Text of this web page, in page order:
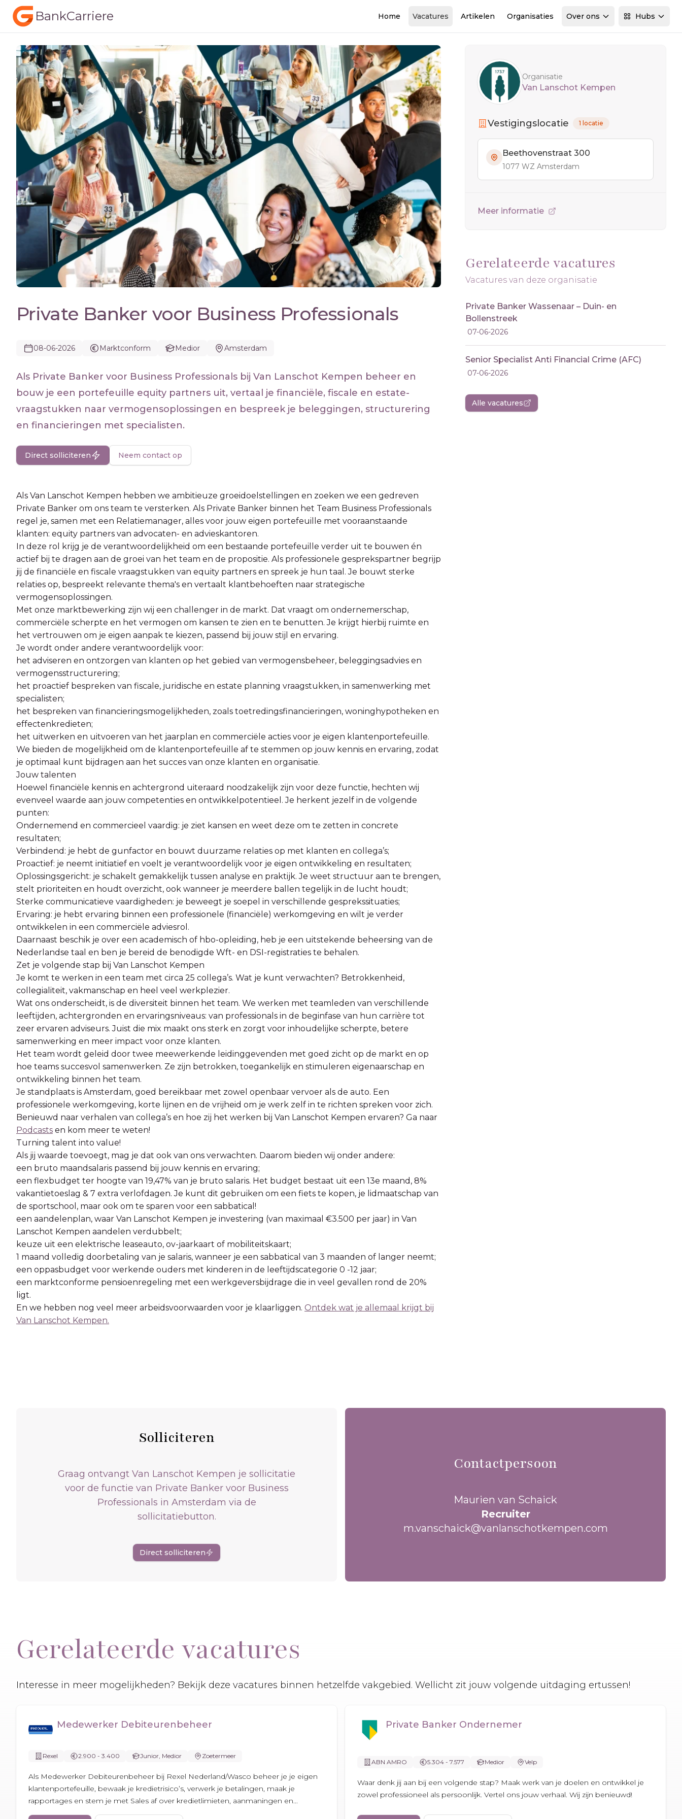
BankCarriere Home Vacatures Artikelen Organisaties Over ons Hubs
Private Banker voor Business Professionals
08-06-2026 Marktconform Medior Amsterdam
Als Private Banker voor Business Professionals bij Van Lanschot Kempen beheer en
bouw je een portefeuille equity partners uit, vertaal je financiële, fiscale en estate-
vraagstukken naar vermogensoplossingen en bespreek je beleggingen, structurering
en financieringen met specialisten.
Direct solliciteren Neem contact op
Als Van Lanschot Kempen hebben we ambitieuze groeidoelstellingen en zoeken we een gedreven
Private Banker om ons team te versterken. Als Private Banker binnen het Team Business Professionals
regel je, samen met een Relatiemanager, alles voor jouw eigen portefeuille met vooraanstaande
klanten: equity partners van advocaten- en advieskantoren.
In deze rol krijg je de verantwoordelijkheid om een bestaande portefeuille verder uit te bouwen én
actief bij te dragen aan de groei van het team en de propositie. Als professionele gesprekspartner begrijp
jij de financiële en fiscale vraagstukken van equity partners en spreek je hun taal. Je bouwt sterke
relaties op, bespreekt relevante thema's en vertaalt klantbehoeften naar strategische
vermogensoplossingen.
Met onze marktbewerking zijn wij een challenger in de markt. Dat vraagt om ondernemerschap,
commerciële scherpte en het vermogen om kansen te zien en te benutten. Je krijgt hierbij ruimte en
het vertrouwen om je eigen aanpak te kiezen, passend bij jouw stijl en ervaring.
Je wordt onder andere verantwoordelijk voor:
het adviseren en ontzorgen van klanten op het gebied van vermogensbeheer, beleggingsadvies en
vermogensstructurering;
het proactief bespreken van fiscale, juridische en estate planning vraagstukken, in samenwerking met
specialisten;
het bespreken van financieringsmogelijkheden, zoals toetredingsfinancieringen, woninghypotheken en
effectenkredieten;
het uitwerken en uitvoeren van het jaarplan en commerciële acties voor je eigen klantenportefeuille.
We bieden de mogelijkheid om de klantenportefeuille af te stemmen op jouw kennis en ervaring, zodat
je optimaal kunt bijdragen aan het succes van onze klanten en organisatie.
Jouw talenten
Hoewel financiële kennis en achtergrond uiteraard noodzakelijk zijn voor deze functie, hechten wij
evenveel waarde aan jouw competenties en ontwikkelpotentieel. Je herkent jezelf in de volgende
punten:
Ondernemend en commercieel vaardig: je ziet kansen en weet deze om te zetten in concrete
resultaten;
Verbindend: je hebt de gunfactor en bouwt duurzame relaties op met klanten en collega’s;
Proactief: je neemt initiatief en voelt je verantwoordelijk voor je eigen ontwikkeling en resultaten;
Oplossingsgericht: je schakelt gemakkelijk tussen analyse en praktijk. Je weet structuur aan te brengen,
stelt prioriteiten en houdt overzicht, ook wanneer je meerdere ballen tegelijk in de lucht houdt;
Sterke communicatieve vaardigheden: je beweegt je soepel in verschillende gesprekssituaties;
Ervaring: je hebt ervaring binnen een professionele (financiële) werkomgeving en wilt je verder
ontwikkelen in een commerciële adviesrol.
Daarnaast beschik je over een academisch of hbo-opleiding, heb je een uitstekende beheersing van de
Nederlandse taal en ben je bereid de benodigde Wft- en DSI-registraties te behalen.
Zet je volgende stap bij Van Lanschot Kempen
Je komt te werken in een team met circa 25 collega’s. Wat je kunt verwachten? Betrokkenheid,
collegialiteit, vakmanschap en heel veel werkplezier.
Wat ons onderscheidt, is de diversiteit binnen het team. We werken met teamleden van verschillende
leeftijden, achtergronden en ervaringsniveaus: van professionals in de beginfase van hun carrière tot
zeer ervaren adviseurs. Juist die mix maakt ons sterk en zorgt voor inhoudelijke scherpte, betere
samenwerking en meer impact voor onze klanten.
Het team wordt geleid door twee meewerkende leidinggevenden met goed zicht op de markt en op
hoe teams succesvol samenwerken. Ze zijn betrokken, toegankelijk en stimuleren eigenaarschap en
ontwikkeling binnen het team.
Je standplaats is Amsterdam, goed bereikbaar met zowel openbaar vervoer als de auto. Een
professionele werkomgeving, korte lijnen en de vrijheid om je werk zelf in te richten spreken voor zich.
Benieuwd naar verhalen van collega’s en hoe zij het werken bij Van Lanschot Kempen ervaren? Ga naar
Podcasts en kom meer te weten!
Turning talent into value!
Als jij waarde toevoegt, mag je dat ook van ons verwachten. Daarom bieden wij onder andere:
een bruto maandsalaris passend bij jouw kennis en ervaring;
een flexbudget ter hoogte van 19,47% van je bruto salaris. Het budget bestaat uit een 13e maand, 8%
vakantietoeslag & 7 extra verlofdagen. Je kunt dit gebruiken om een fiets te kopen, je lidmaatschap van
de sportschool, maar ook om te sparen voor een sabbatical!
een aandelenplan, waar Van Lanschot Kempen je investering (van maximaal €3.500 per jaar) in Van
Lanschot Kempen aandelen verdubbelt;
keuze uit een elektrische leaseauto, ov-jaarkaart of mobiliteitskaart;
1 maand volledig doorbetaling van je salaris, wanneer je een sabbatical van 3 maanden of langer neemt;
een oppasbudget voor werkende ouders met kinderen in de leeftijdscategorie 0 -12 jaar;
een marktconforme pensioenregeling met een werkgeversbijdrage die in veel gevallen rond de 20%
ligt.
En we hebben nog veel meer arbeidsvoorwaarden voor je klaarliggen. Ontdek wat je allemaal krijgt bij
Van Lanschot Kempen.
Organisatie
Van Lanschot Kempen
Vestigingslocatie 1 locatie
Beethovenstraat 300
1077 WZ Amsterdam
Meer informatie
Gerelateerde vacatures
Vacatures van deze organisatie
Private Banker Wassenaar – Duin- en
Bollenstreek
07-06-2026
Senior Specialist Anti Financial Crime (AFC)
07-06-2026
Alle vacatures
Solliciteren
Graag ontvangt Van Lanschot Kempen je sollicitatie
voor de functie van Private Banker voor Business
Professionals in Amsterdam via de
sollicitatiebutton.
Direct solliciteren
Contactpersoon
Maurien van Schaick
Recruiter
m.vanschaick@vanlanschotkempen.com
Gerelateerde vacatures
Interesse in meer mogelijkheden? Bekijk deze vacatures binnen hetzelfde vakgebied. Wellicht zit jouw volgende uitdaging ertussen!
Medewerker Debiteurenbeheer
Rexel 2.900 - 3.400 Junior, Medior Zoetermeer
Als Medewerker Debiteurenbeheer bij Rexel Nederland/Wasco beheer je je eigen
klantenportefeuille, bewaak je kredietrisico’s, verwerk je betalingen, maak je
rapportages en stem je met Sales af over kredietlimieten, aanmaningen en...
Private Banker Ondernemer
ABN AMRO 5.304 - 7.577 Medior Velp
Waar denk jij aan bij een volgende stap? Maak werk van je doelen en ontwikkel je
zowel professioneel als persoonlijk. Vertel ons jouw verhaal. Wij zijn benieuwd!